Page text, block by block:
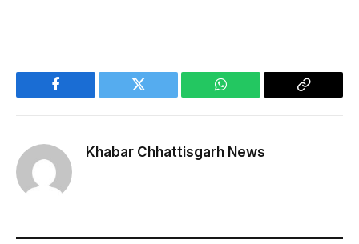
Facebook Twitter WhatsApp
Copy
Khabar Chhattisgarh News